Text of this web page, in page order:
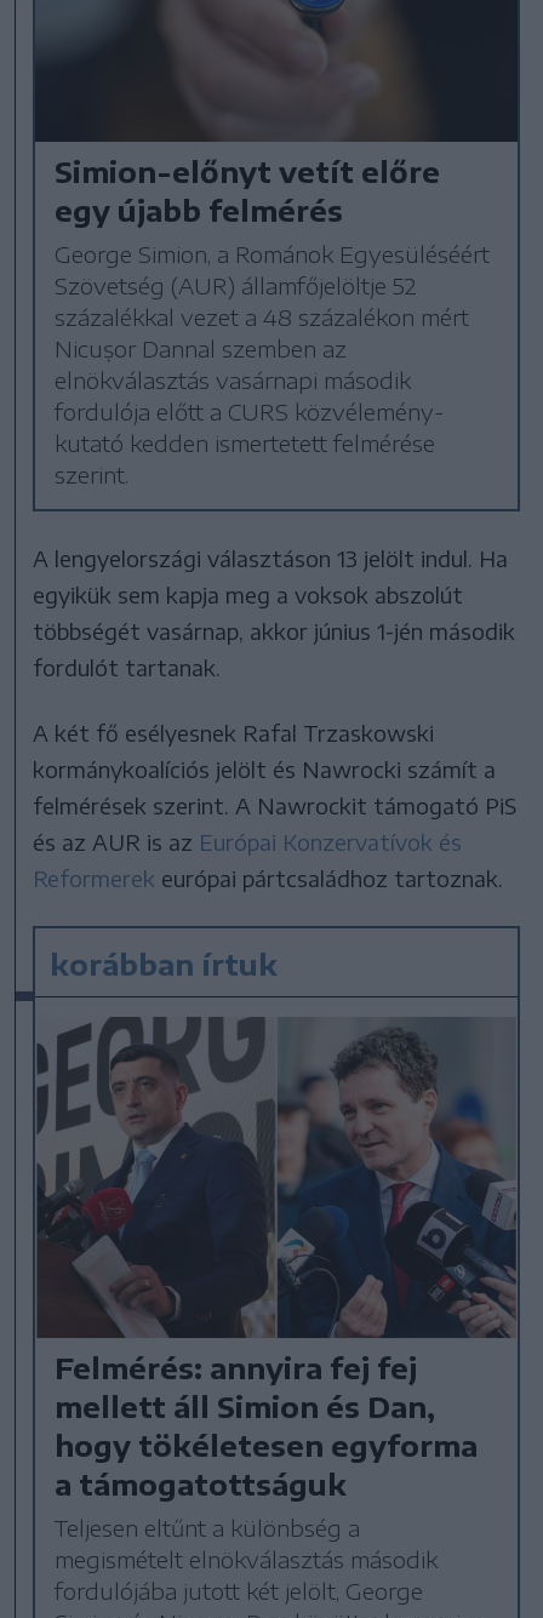
Simion-előnyt vetít előre
egy újabb felmérés
George Simion, a Románok Egyesüléséért
Szövetség (AUR) államfőjelöltje 52
százalékkal vezet a 48 százalékon mért
Nicușor Dannal szemben az
elnökválasztás vasárnapi második
fordulója előtt a CURS közvélemény-
kutató kedden ismertetett felmérése
szerint.
A lengyelországi választáson 13 jelölt indul. Ha
egyikük sem kapja meg a voksok abszolút
többségét vasárnap, akkor június 1-jén második
fordulót tartanak.
A két fő esélyesnek Rafal Trzaskowski
kormánykoalíciós jelölt és Nawrocki számít a
felmérések szerint. A Nawrockit támogató PiS
és az AUR is az Európai Konzervatívok és
Reformerek európai pártcsaládhoz tartoznak.
korábban írtuk
Felmérés: annyira fej fej
mellett áll Simion és Dan,
hogy tökéletesen egyforma
a támogatottságuk
Teljesen eltűnt a különbség a
megismételt elnökválasztás második
fordulójába jutott két jelölt, George